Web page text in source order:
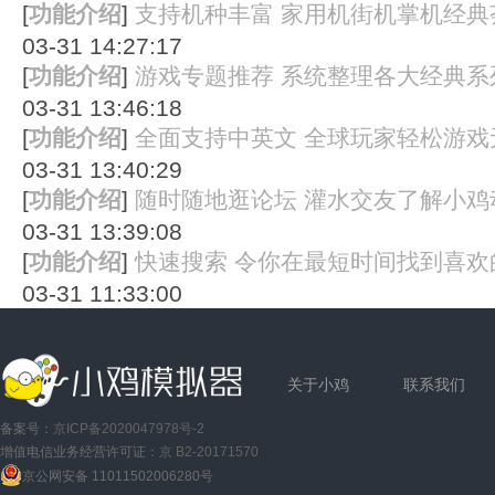
[功能介绍] 支持机种丰富 家用机街机掌机经典
03-31 14:27:17
[功能介绍] 游戏专题推荐 系统整理各大经典
03-31 13:46:18
[功能介绍] 全面支持中英文 全球玩家轻松游
03-31 13:40:29
[功能介绍] 随时随地逛论坛 灌水交友了解小鸡
03-31 13:39:08
[功能介绍]快速搜索 令你在最短时间找到喜
03-31 11:33:00
关于小鸡 联系我们
备案号： 京ICP备2020047978号-2
增值电信业务经营许可证： 京 B2-20171570
京公网安备 11011502006280号